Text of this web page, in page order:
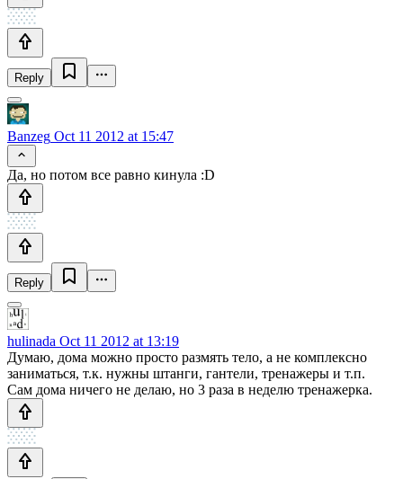
Reply
Banzeg Oct 11 2012 at 15:47
Да, но потом все равно кинула :D
Reply
hulinada Oct 11 2012 at 13:19
Думаю, дома можно просто размять тело, а не комплексно
заниматься, т.к. нужны штанги, гантели, тренажеры и т.п.
Сам дома ничего не делаю, но 3 раза в неделю тренажерка.